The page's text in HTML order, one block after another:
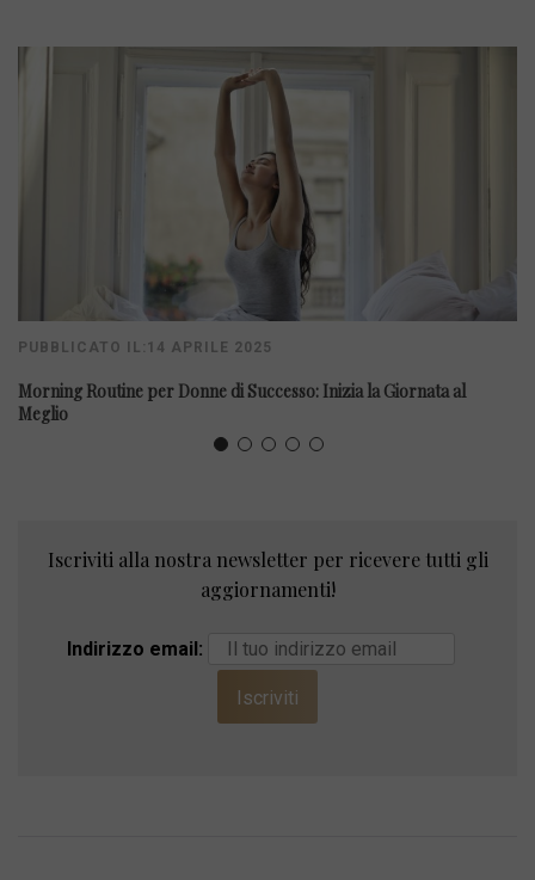
PUBBLICATO IL:14 APRILE 2025
Morning Routine per Donne di Successo: Inizia la Giornata al
Meglio
Iscriviti alla nostra newsletter per ricevere tutti gli
aggiornamenti!
Indirizzo email: